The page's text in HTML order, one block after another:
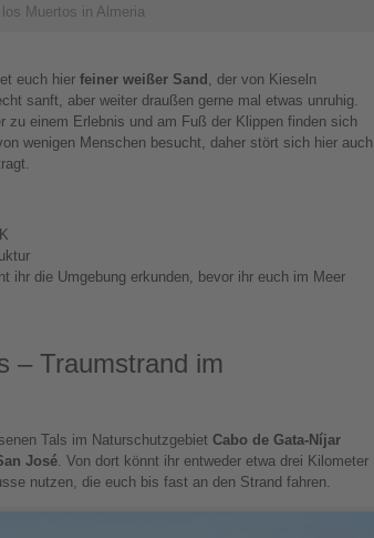
los Muertos in Almeria
euch hier feiner weißer Sand
, der von Kieseln
sanft, aber weiter draußen gerne mal etwas unruhig.
einem Erlebnis und am Fuß der Klippen finden sich
wenigen Menschen besucht, daher stört sich hier auch
ihr die Umgebung erkunden, bevor ihr euch im Meer
– Traumstrand im
Tals im Naturschutzgebiet Cabo de Gata-Níjar
José. Von dort könnt ihr entweder etwa drei Kilometer
nutzen, die euch bis fast an den Strand fahren.